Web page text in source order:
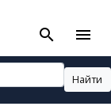
search menu
Найти